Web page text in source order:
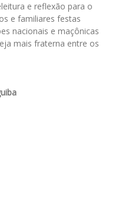
e reflexão para o
e familiares festas
nacionais e maçônicas
mais fraterna entre os